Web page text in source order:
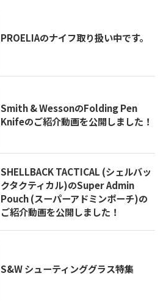
PROELIAのナイフ取り扱い中です。
Smith & WessonのFolding Pen
Knifeのご紹介動画を公開しました！
SHELLBACK TACTICAL (シェルバッ
クタクティカル)のSuper Admin
Pouch (スーパーアドミンポーチ)の
ご紹介動画を公開しました！
S&W シューティンググラス特集